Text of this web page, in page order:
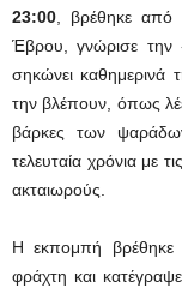
23:00 , βρέθηκε από
Έβρου, γνώρισε την
σηκώνει καθημερινά
την βλέπουν, όπως
βάρκες των
τελευταία χρόνια με
ακταιωρούς.
Η εκπομπή βρέθηκε
φράχτη και κατέγραψε